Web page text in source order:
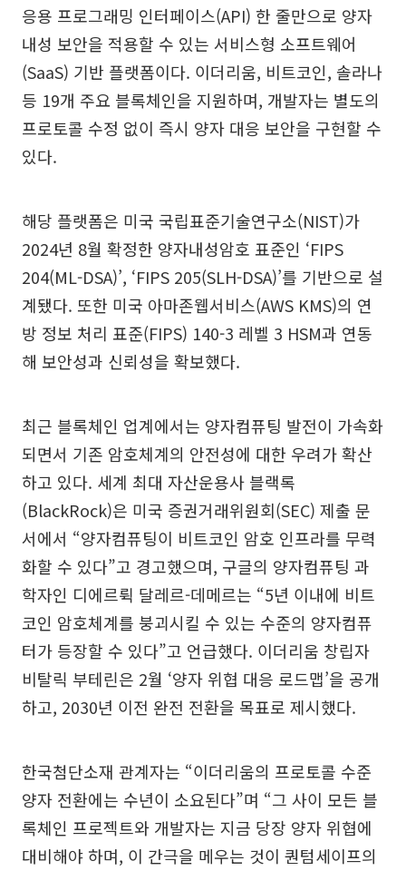
응용 프로그래밍 인터페이스(API) 한 줄만으로 양자
내성 보안을 적용할 수 있는 서비스형 소프트웨어
(SaaS) 기반 플랫폼이다. 이더리움, 비트코인, 솔라나
등 19개 주요 블록체인을 지원하며, 개발자는 별도의
프로토콜 수정 없이 즉시 양자 대응 보안을 구현할 수
있다.
해당 플랫폼은 미국 국립표준기술연구소(NIST)가
2024년 8월 확정한 양자내성암호 표준인 ‘FIPS
204(ML-DSA)’, ‘FIPS 205(SLH-DSA)’를 기반으로 설
계됐다. 또한 미국 아마존웹서비스(AWS KMS)의 연
방 정보 처리 표준(FIPS) 140-3 레벨 3 HSM과 연동
해 보안성과 신뢰성을 확보했다.
최근 블록체인 업계에서는 양자컴퓨팅 발전이 가속화
되면서 기존 암호체계의 안전성에 대한 우려가 확산
하고 있다. 세계 최대 자산운용사 블랙록
(BlackRock)은 미국 증권거래위원회(SEC) 제출 문
서에서 “양자컴퓨팅이 비트코인 암호 인프라를 무력
화할 수 있다”고 경고했으며, 구글의 양자컴퓨팅 과
학자인 디에르뤽 달레르-데메르는 “5년 이내에 비트
코인 암호체계를 붕괴시킬 수 있는 수준의 양자컴퓨
터가 등장할 수 있다”고 언급했다. 이더리움 창립자
비탈릭 부테린은 2월 ‘양자 위협 대응 로드맵’을 공개
하고, 2030년 이전 완전 전환을 목표로 제시했다.
한국첨단소재 관계자는 “이더리움의 프로토콜 수준
양자 전환에는 수년이 소요된다”며 “그 사이 모든 블
록체인 프로젝트와 개발자는 지금 당장 양자 위협에
대비해야 하며, 이 간극을 메우는 것이 퀀텀세이프의